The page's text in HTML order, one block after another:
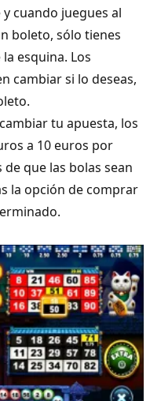
cuando juegues al
boleto, sólo tienes
esquina. Los
cambiar si lo deseas,
tu apuesta, los
a 10 euros por
que las bolas sean
la opción de comprar